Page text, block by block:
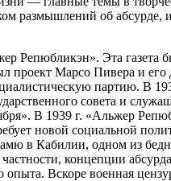
размышлений об
Репюбликэн». Эта
проект Марсо Пивера и
партию. В
совета и
В 1939 г. «Альжер
новой социальной
в Кабилии, одном из
концепции
Вскоре военная